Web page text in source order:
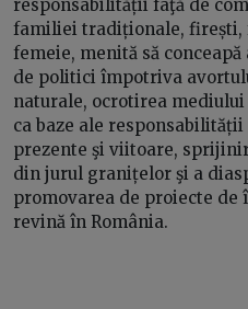
responsabilității faţă de
familiei tradiționale, firești,
femeie, menită să
de politici împotriva
naturale, ocrotirea
ca baze ale
prezente şi viitoare,
din jurul granițelor şi a
promovarea de proiecte de
revină în România.